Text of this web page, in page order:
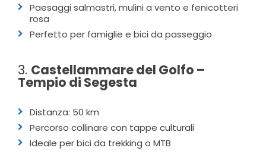
Paesaggi salmastri, mulini a vento e fenicotteri
rosa
Perfetto per famiglie e bici da passeggio
3. Castellammare del Golfo –
Tempio di Segesta
Distanza: 50 km
Percorso collinare con tappe culturali
Ideale per bici da trekking o MTB